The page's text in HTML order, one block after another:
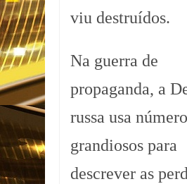
viu destruídos.
Na guerra de
propaganda, a
russa usa
grandiosos para
descrever as